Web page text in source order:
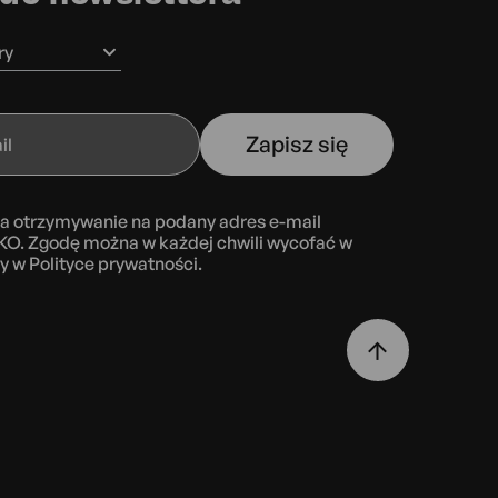
Zapisz się
otrzymywanie na podany adres e-mail
Zgodę można w każdej chwili wycofać w
w Polityce prywatności.